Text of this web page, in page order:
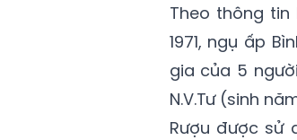
Theo thông tin
1971, ngụ ấp
gia của 5
N.V.Tư (sinh
Rượu được sử